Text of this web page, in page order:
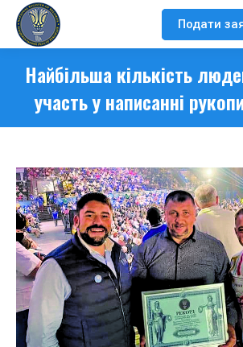
Подати
Найбільша кількість
участь у написанні